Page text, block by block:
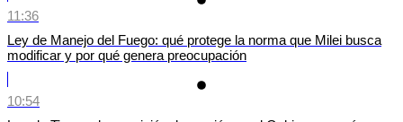
11:36
Ley de Manejo del Fuego: qué protege la norma que Milei busca
modificar y por qué genera preocupación
10:54